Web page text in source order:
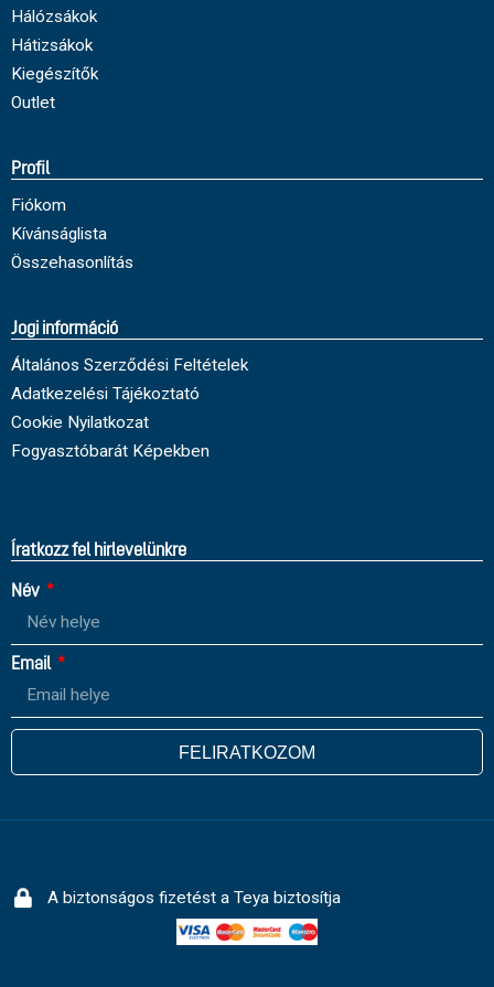
Hálózsákok
Hátizsákok
Kiegészítők
Outlet
Profil
Fiókom
Kívánságlista
Összehasonlítás
Jogi információ
Általános Szerződési Feltételek
Adatkezelési Tájékoztató
Cookie Nyilatkozat
Fogyasztóbarát Képekben
Íratkozz fel hirlevelünkre
Név
Email
FELIRATKOZOM
A biztonságos fizetést a Teya biztosítja